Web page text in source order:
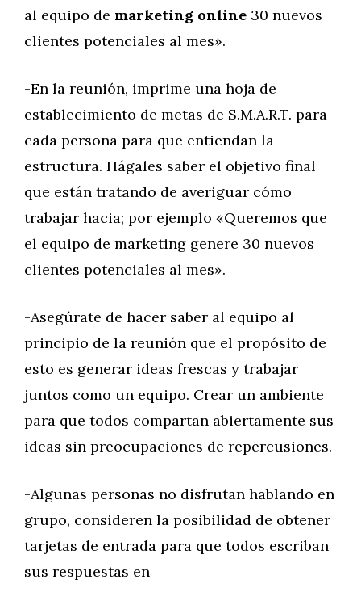
al equipo de marketing online 30 nuevos
clientes potenciales al mes».
-En la reunión, imprime una hoja de
establecimiento de metas de S.M.A.R.T. para
cada persona para que entiendan la
estructura. Hágales saber el objetivo final
que están tratando de averiguar cómo
trabajar hacia; por ejemplo «Queremos que
el equipo de marketing genere 30 nuevos
clientes potenciales al mes».
-Asegúrate de hacer saber al equipo al
principio de la reunión que el propósito de
esto es generar ideas frescas y trabajar
juntos como un equipo. Crear un ambiente
para que todos compartan abiertamente sus
ideas sin preocupaciones de repercusiones.
-Algunas personas no disfrutan hablando en
grupo, consideren la posibilidad de obtener
tarjetas de entrada para que todos escriban
sus respuestas en